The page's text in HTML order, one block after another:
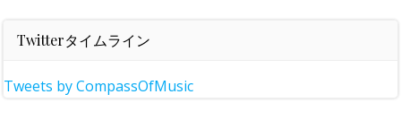
Twitterタイムライン
Tweets by CompassOfMusic